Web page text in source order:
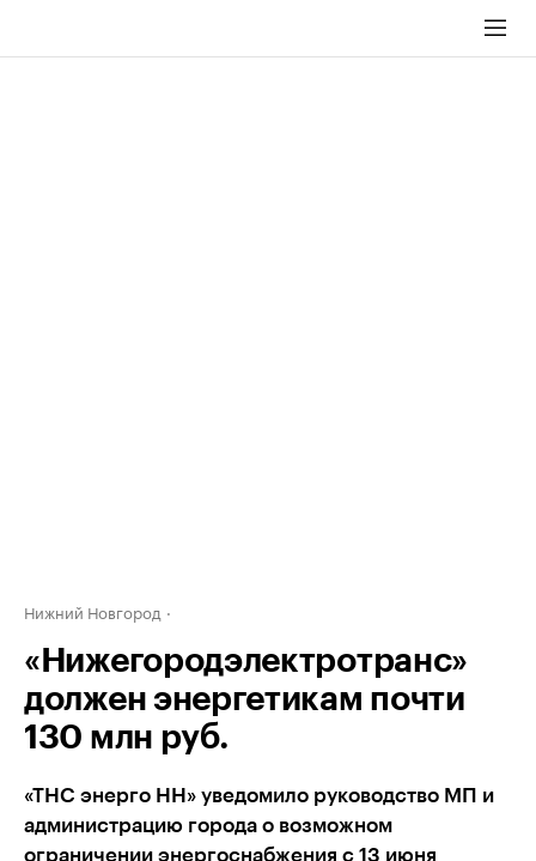
Нижний Новгород
«Нижегородэлектротранс»
должен энергетикам почти
130 млн руб.
«ТНС энерго НН» уведомило руководство МП и
администрацию города о возможном
ограничении энергоснабжения с 13 июня